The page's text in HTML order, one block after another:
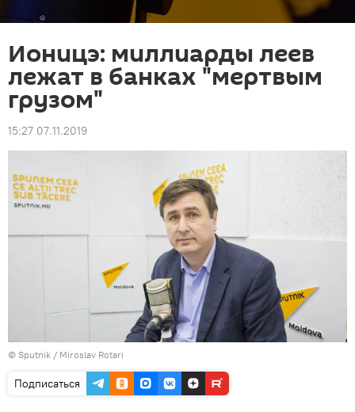
Ионицэ: миллиарды леев
лежат в банках "мертвым
грузом"
15:27 07.11.2019
© Sputnik / Miroslav Rotari
Подписаться